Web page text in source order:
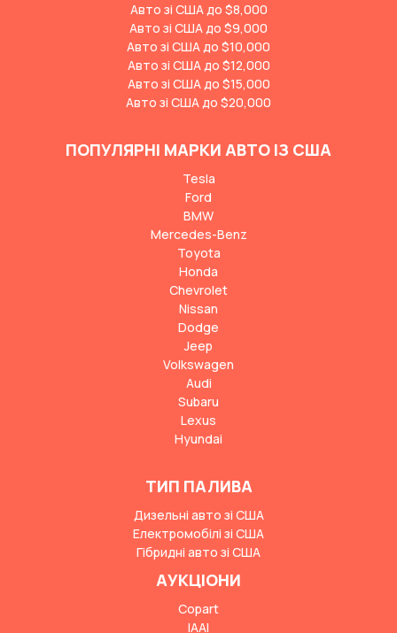
Авто зі США до $8,000
Авто зі США до $9,000
Авто зі США до $10,000
Авто зі США до $12,000
Авто зі США до $15,000
Авто зі США до $20,000
ПОПУЛЯРНІ МАРКИ АВТО ІЗ США
Tesla
Ford
BMW
Mercedes-Benz
Toyota
Honda
Chevrolet
Nissan
Dodge
Jeep
Volkswagen
Audi
Subaru
Lexus
Hyundai
ТИП ПАЛИВА
Дизельні авто зі США
Електромобілі зі США
Гібридні авто зі США
АУКЦІОНИ
Copart
IAAI